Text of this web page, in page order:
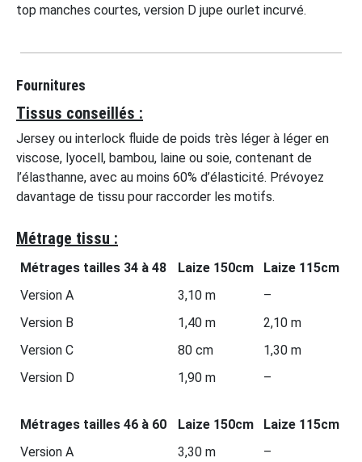
top manches courtes, version D jupe ourlet incurvé.
Fournitures
Tissus conseillés :
Jersey ou interlock fluide de poids très léger à léger en
viscose, lyocell, bambou, laine ou soie, contenant de
l’élasthanne, avec au moins 60% d’élasticité. Prévoyez
davantage de tissu pour raccorder les motifs.
Métrage tissu :
Métrages tailles 34 à 48 Laize 150cm
Laize 115cm
Version A
3,10 m
–
Version B
1,40 m
2,10 m
Version C
80 cm
1,30 m
Version D
1,90 m –
Métrages tailles 46 à 60 Laize 150cm
Laize 115cm
Version A
3,30 m
–